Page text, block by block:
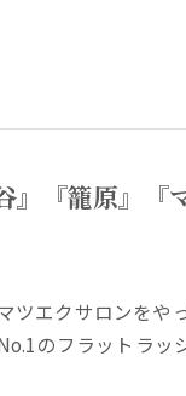
』『籠原』
ツエクサロンを
のフラットラッ